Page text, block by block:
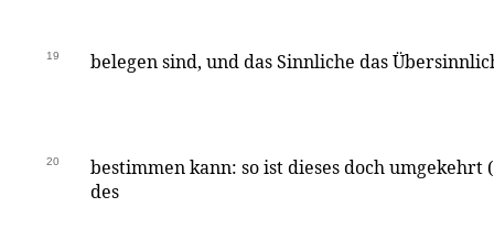
19 belegen sind, und das Sinnliche das
20
bestimmen kann: so ist dieses doch
des